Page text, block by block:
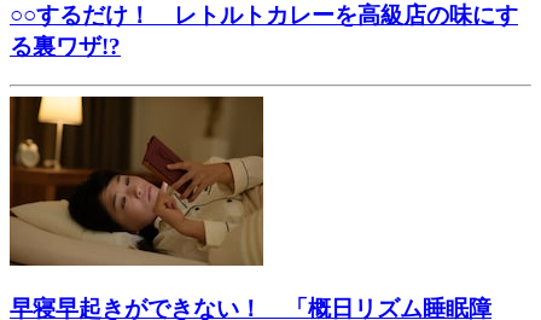
○○するだけ！ レトルトカレーを高級店の味にす
る裏ワザ!?
早寝早起きができない！ 「概日リズム睡眠障